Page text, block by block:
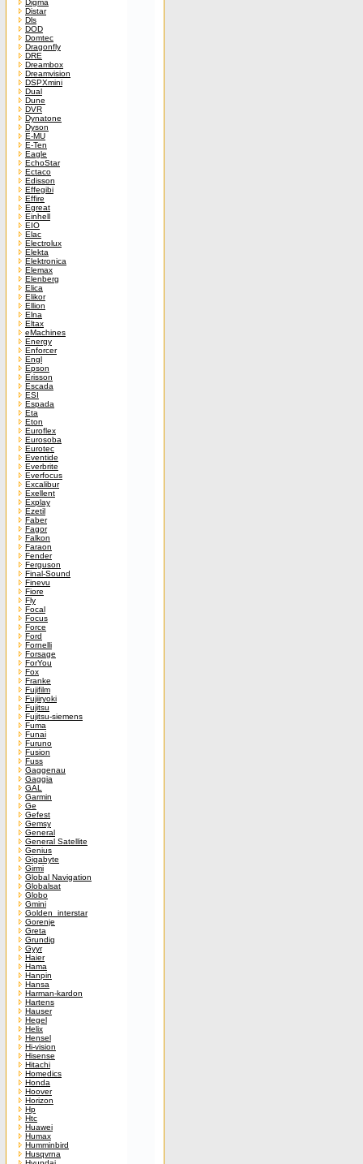
Digma
Distar
Dls
DOD
Domtec
Dragonfly
DRE
Dreambox
Dreamvision
DSPXmini
Dual
Dune
DVR
Dynatone
Dyson
E-MU
E-Ten
Eagle
EchoStar
Ectaco
Edisson
Effegibi
Effire
Egreat
Einhell
EIO
Elac
Electrolux
Elekta
Elektronica
Elemax
Elenberg
Elica
Elikor
Ellion
Elna
Eltax
eMachines
Energy
Enforcer
Engl
Epson
Erisson
Escada
ESI
Espada
Eta
Eton
Euroflex
Eurosoba
Eurotec
Eventide
Everbrite
Everfocus
Excalibur
Exellent
Explay
Ezetil
Faber
Fagor
Falkon
Faraon
Fender
Ferguson
Final-Sound
Finevu
Fiore
Fly
Focal
Focus
Force
Ford
Fornelli
Forsage
ForYou
Fox
Franke
Fujifilm
Fujiiryoki
Fujitsu
Fujitsu-siemens
Fuma
Funai
Furuno
Fusion
Fuss
Gaggenau
Gaggia
GAL
Garmin
Ge
Gefest
Gemsy
General
General Satellite
Genius
Gigabyte
Girmi
Global Navigation
Globalsat
Globo
Gmini
Golden_interstar
Gorenje
Greta
Grundig
Gyyr
Haier
Hama
Hanpin
Hansa
Harman-kardon
Hartens
Hauser
Hegel
Helix
Hensel
Hi-vision
Hisense
Hitachi
Homedics
Honda
Hoover
Horizon
Hp
Htc
Huawei
Humax
Humminbird
Husqvrna